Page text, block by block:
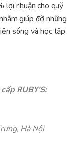
lợi nhuận cho quỹ
giúp đỡ những
sống và học tập
RUBY’S:
Hà Nội